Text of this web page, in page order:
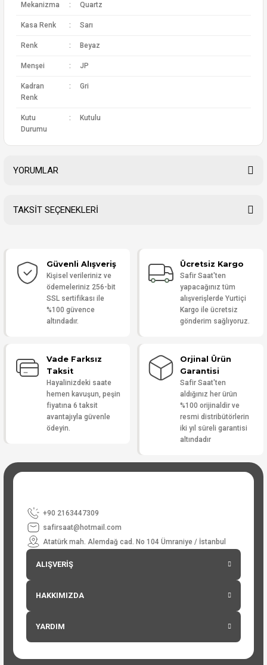
Mekanizma : Quartz
Kasa Renk : Sarı
Renk : Beyaz
Menşei : JP
Kadran
Renk
: Gri
Kutu
Durumu
: Kutulu
YORUMLAR
Yorum Yaz
TAKSİT SEÇENEKLERİ
Güvenli Alışveriş
Kişisel verileriniz ve
ödemeleriniz 256-bit
SSL sertifikası ile
%100 güvence
altındadır.
Ücretsiz Kargo
Safir Saat'ten
yapacağınız tüm
alışverişlerde Yurtiçi
Kargo ile ücretsiz
gönderim sağlıyoruz.
Vade Farksız
Taksit
Hayalinizdeki saate
hemen kavuşun, peşin
fiyatına 6 taksit
avantajıyla güvenle
ödeyin.
Orjinal Ürün
Garantisi
Safir Saat'ten
aldığınız her ürün
%100 orijinaldir ve
resmi distribütörlerin
iki yıl süreli garantisi
altındadır
+90 2163447309
safirsaat@hotmail.com
Atatürk mah. Alemdağ cad. No 104 Ümraniye / İstanbul
ALIŞVERİŞ
HAKKIMIZDA
YARDIM